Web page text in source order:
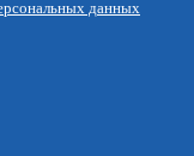
данных